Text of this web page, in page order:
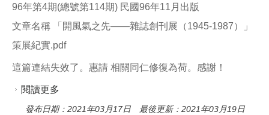
96年第4期(總號第114期) 民國96年11月出版
文章名稱 「開風氣之先——雜誌創刊展（1945-1987）」
策展紀實.pdf
這篇連結失效了。惠請 相關同仁修復為荷。感謝！
閱讀更多
發布日期：2021年03月17日 最後更新：2021年03月19日